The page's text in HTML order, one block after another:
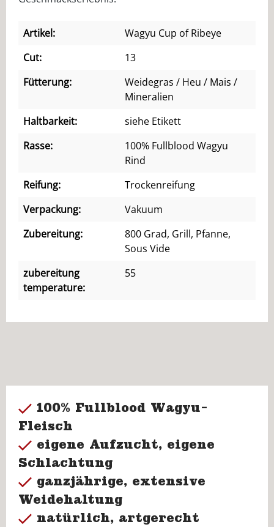
Artikel:
Wagyu Cup of Ribeye
Cut:
13
Fütterung:
Weidegras / Heu / Mais /
Mineralien
Haltbarkeit:
siehe Etikett
Rasse:
100% Fullblood Wagyu
Rind
Reifung:
Trockenreifung
Verpackung:
Vakuum
Zubereitung:
800 Grad, Grill, Pfanne,
Sous Vide
zubereitung
temperature:
55
100% Fullblood Wagyu-
Fleisch
eigene Aufzucht, eigene
Schlachtung
ganzjährige, extensive
Weidehaltung
natürlich, artgerecht